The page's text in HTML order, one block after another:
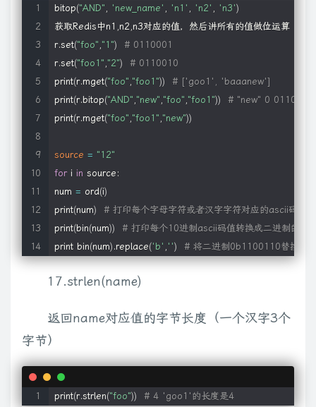
bitop("AND" , 'new_name' , 'n1' , 'n2' , 'n3')
获取Redis中n1,n2,n3对应的值，然后讲所有的值做位运算（求
r.set("foo" ,"1")
# 0110001
r.set("foo1" ,"2")
# 0110010
print(r.mget("foo" ,"foo1"))
# ['goo1', 'baaanew']
print(r.bitop("AND" ,"new" ,"foo" ,"foo1"))
# "new" 0 0110000
print(r.mget("foo" ,"foo1" ,"new"))
source = "12"
for i in source:
num = ord(i)
print(num)
# 打印每个字母字符或者汉字字符对应的ascii码
print(bin(num))
# 打印每个10进制ascii码值转换成二进制的值
print bin(num) .replace('b' , '') # 将二进制0b1100110替换成
17.strlen(name)
返回name对应值的字节长度（一个汉字3个
字节）
print(r.strlen("foo")) # 4 'goo1'的长度是4